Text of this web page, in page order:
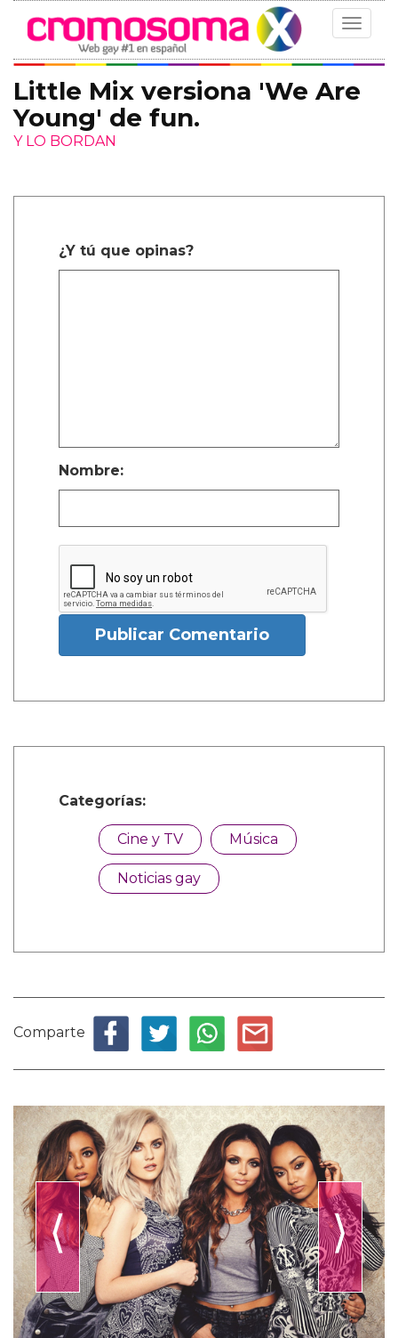
Toggle
Little Mix versiona 'We Are
Young' de fun.
Y LO BORDAN
¿Y tú que opinas?
Nombre:
Publicar Comentario
Categorías:
Cine y TV Música
Noticias gay
Comparte
⟨ ⟩